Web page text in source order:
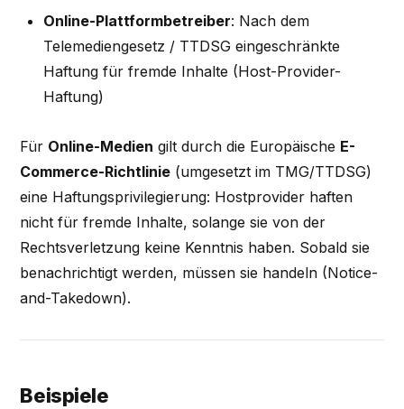
Online-Plattformbetreiber: Nach dem
Telemediengesetz / TTDSG eingeschränkte
Haftung für fremde Inhalte (Host-Provider-
Haftung)
Für Online-Medien gilt durch die Europäische E-
Commerce-Richtlinie (umgesetzt im TMG/TTDSG)
eine Haftungsprivilegierung: Hostprovider haften
nicht für fremde Inhalte, solange sie von der
Rechtsverletzung keine Kenntnis haben. Sobald sie
benachrichtigt werden, müssen sie handeln (Notice-
and-Takedown).
Beispiele